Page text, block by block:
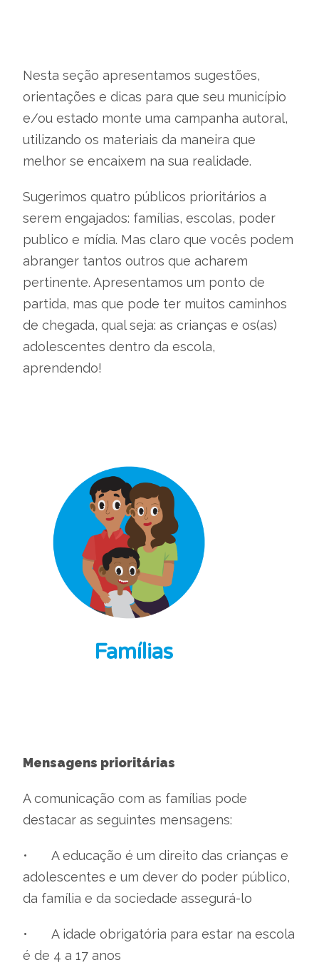
Nesta seção apresentamos sugestões,
orientações e dicas para que seu município
e/ou estado monte uma campanha autoral,
utilizando os materiais da maneira que
melhor se encaixem na sua realidade.
Sugerimos quatro públicos prioritários a
serem engajados: famílias, escolas, poder
publico e mídia. Mas claro que vocês podem
abranger tantos outros que acharem
pertinente. Apresentamos um ponto de
partida, mas que pode ter muitos caminhos
de chegada, qual seja: as crianças e os(as)
adolescentes dentro da escola,
aprendendo!
Famílias
Mensagens prioritárias
A comunicação com as famílias pode
destacar as seguintes mensagens:
•
A educação é um direito das crianças e
adolescentes e um dever do poder público,
da família e da sociedade assegurá-lo
•
A idade obrigatória para estar na escola
é de 4 a 17 anos